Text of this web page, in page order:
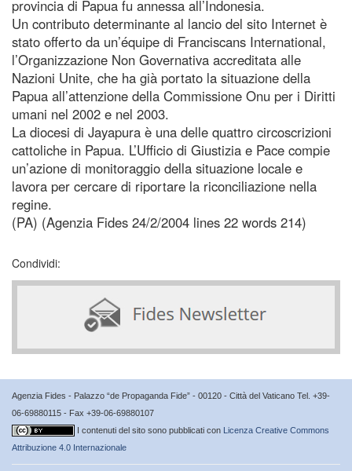
provincia di Papua fu annessa all’Indonesia.
Un contributo determinante al lancio del sito Internet è
stato offerto da un’équipe di Franciscans International,
l’Organizzazione Non Governativa accreditata alle
Nazioni Unite, che ha già portato la situazione della
Papua all’attenzione della Commissione Onu per i Diritti
umani nel 2002 e nel 2003.
La diocesi di Jayapura è una delle quattro circoscrizioni
cattoliche in Papua. L’Ufficio di Giustizia e Pace compie
un’azione di monitoraggio della situazione locale e
lavora per cercare di riportare la riconciliazione nella
regine.
(PA) (Agenzia Fides 24/2/2004 lines 22 words 214)
Condividi:
Agenzia Fides - Palazzo “de Propaganda Fide” - 00120 - Città del Vaticano Tel. +39-
06-69880115 - Fax +39-06-69880107
I contenuti del sito sono pubblicati con Licenza Creative Commons
Attribuzione 4.0 Internazionale